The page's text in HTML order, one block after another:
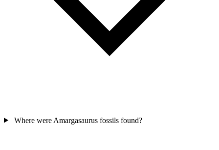
Where were Amargasaurus fossils found?